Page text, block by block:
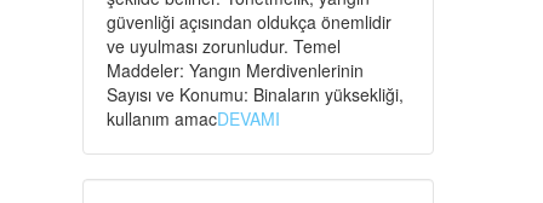
güvenliği açısından oldukça önemlidir
ve uyulması zorunludur. Temel
Maddeler: Yangın Merdivenlerinin
Sayısı ve Konumu: Binaların yüksekliği,
kullanım amacDEVAMI